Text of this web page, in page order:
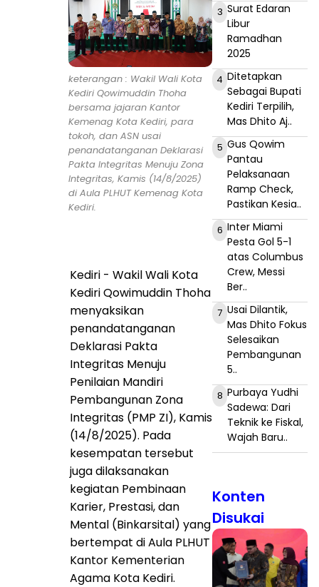
keterangan : Wakil Wali Kota
Kediri Qowimuddin Thoha
bersama jajaran Kantor
Kemenag Kota Kediri, para
tokoh, dan ASN usai
penandatanganan Deklarasi
Pakta Integritas Menuju Zona
Integritas, Kamis (14/8/2025)
di Aula PLHUT Kemenag Kota
Kediri.
Kediri - Wakil Wali Kota
Kediri Qowimuddin Thoha
menyaksikan
penandatanganan
Deklarasi Pakta
Integritas Menuju
Penilaian Mandiri
Pembangunan Zona
Integritas (PMP ZI), Kamis
(14/8/2025). Pada
kesempatan tersebut
juga dilaksanakan
kegiatan Pembinaan
Karier, Prestasi, dan
Mental (Binkarsital) yang
bertempat di Aula PLHUT
Kantor Kementerian
Agama Kota Kediri.
3 Surat Edaran
Libur
Ramadhan
2025
4 Ditetapkan
Sebagai Bupati
Kediri Terpilih,
Mas Dhito Aj..
5 Gus Qowim
Pantau
Pelaksanaan
Ramp Check,
Pastikan Kesia..
6 Inter Miami
Pesta Gol 5-1
atas Columbus
Crew, Messi
Ber..
7 Usai Dilantik,
Mas Dhito Fokus
Selesaikan
Pembangunan
5..
8 Purbaya Yudhi
Sadewa: Dari
Teknik ke Fiskal,
Wajah Baru..
Konten
Disukai